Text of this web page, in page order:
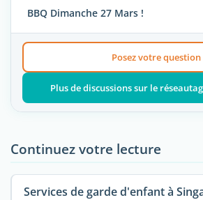
BBQ Dimanche 27 Mars !
Posez votre question
Plus de discussions sur le
Continuez votre lecture
Services de garde d'enfant à